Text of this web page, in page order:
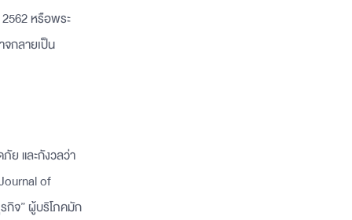
2562 หรือพระ
กลายเป็น
ย และกังวลว่า
of
กิจ” ผู้บริโภคมัก